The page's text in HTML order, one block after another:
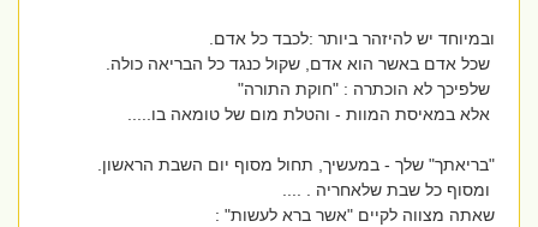
ובמיוחד יש להיזהר ביותר :לכבד כל אדם.
שכל אדם באשר הוא אדם, שקול כנגד כל הבריאה כולה.
שלפיכך לא הוכתרה : "חוקת התורה"
אלא במאיסת המוות - והטלת מום של טומאה בו.....
"בריאתך" שלך - במעשיך, תחול מסוף יום השבת הראשון.
ומסוף כל שבת שלאחריה . ....
שאתה מצווה לקיים "אשר ברא לעשות" :